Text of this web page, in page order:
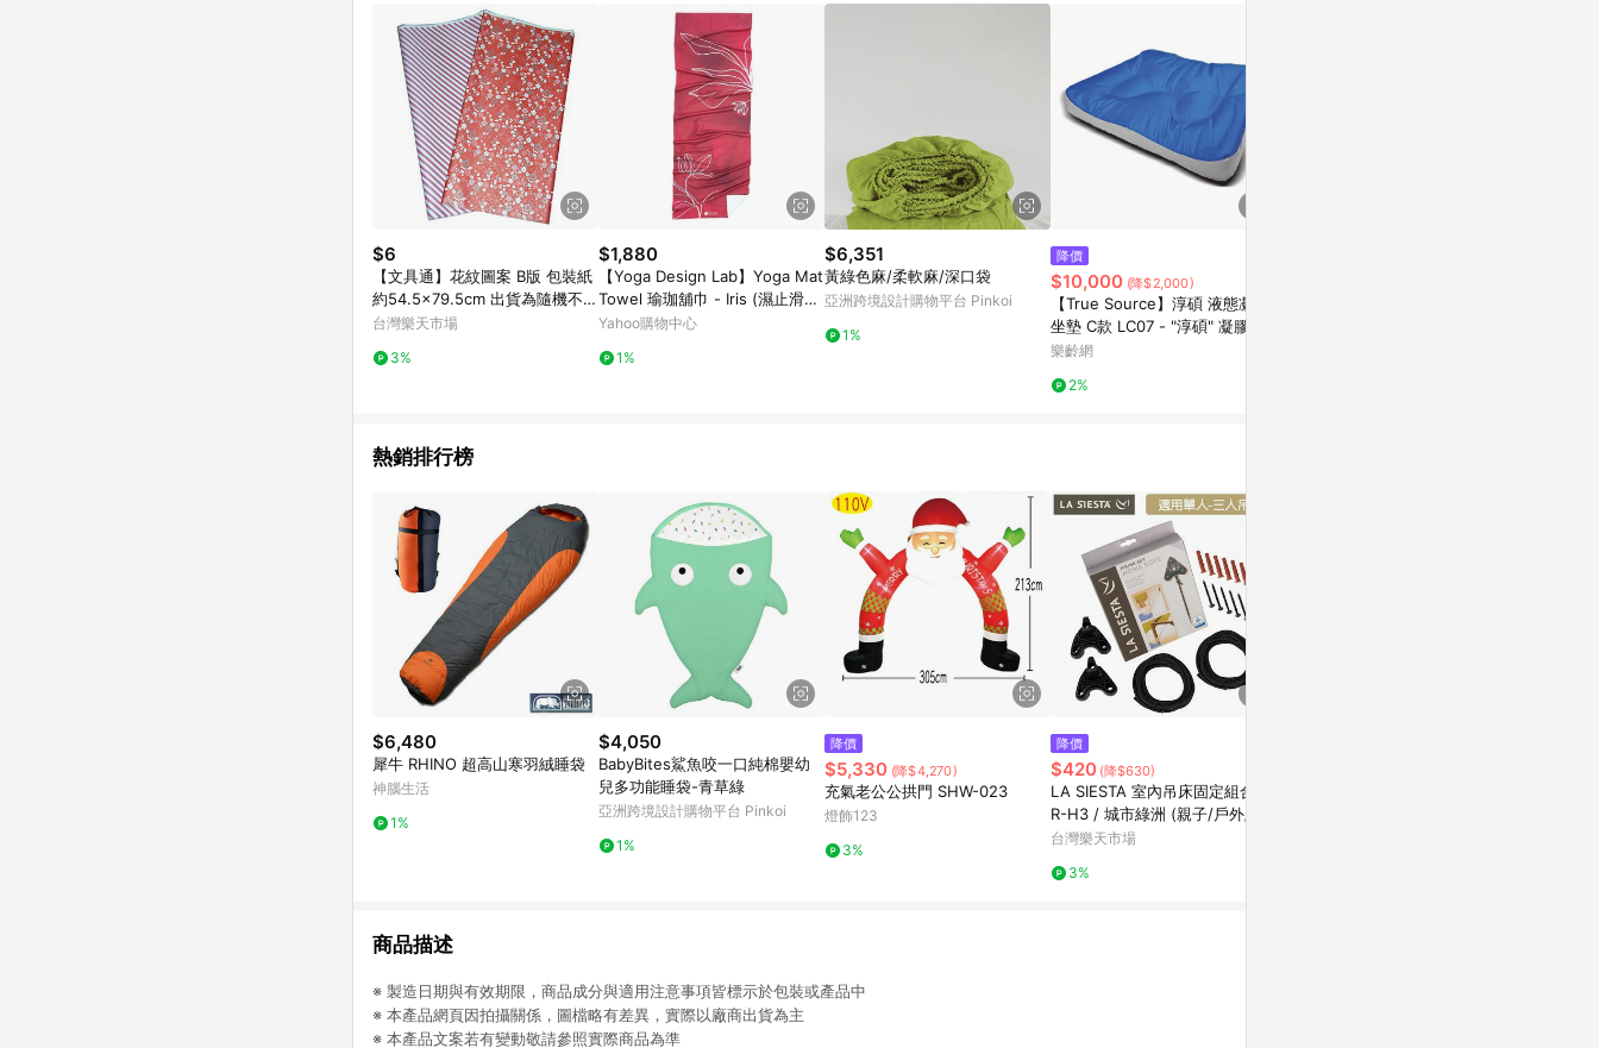
$6
【文具通】花紋圖案 B版 包裝紙
約54.5x79.5cm 出貨為隨機不可
挑圖案 P1270003【APP滿額下
點)】7/31止
台灣樂天市場
3%
$1,880
【Yoga Design Lab】Yoga Mat
Towel 瑜珈舖巾 - Iris (濕止滑瑜
珈鋪巾)
Yahoo購物中心
1%
$6,351
黃綠色麻/柔軟麻/深口袋
亞洲跨境設計購物平台 Pinkoi
1%
降價
$10,000 (降$2,000)
【True Source】淳碩 液態凝膠
坐墊 C款 LC07 - "淳碩" 凝膠座
墊 (未滅菌)【L2AS4011BLU】
樂齡網
2%
熱銷排行榜
$6,480
犀牛 RHINO 超高山寒羽絨睡袋
神腦生活
1%
$4,050
BabyBites鯊魚咬一口純棉嬰幼
兒多功能睡袋-青草綠
亞洲跨境設計購物平台 Pinkoi
1%
降價
$5,330 (降$4,270)
充氣老公公拱門 SHW-023
燈飾123
3%
降價
$420 (降$630)
LA SIESTA 室內吊床固定組合 H
R-H3 / 城市綠洲 (親子/戶外/秋
千/吊繩/雙人)
台灣樂天市場
3%
商品描述
※ 製造日期與有效期限，商品成分與適用注意事項皆標示於包裝或產品中
※ 本產品網頁因拍攝關係，圖檔略有差異，實際以廠商出貨為主
※ 本產品文案若有變動敬請參照實際商品為準